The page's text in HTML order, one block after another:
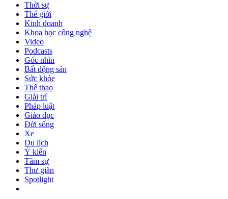
Thời sự
Thế giới
Kinh doanh
Khoa học công nghệ
Video
Podcasts
Góc nhìn
Bất động sản
Sức khỏe
Thể thao
Giải trí
Pháp luật
Giáo dục
Đời sống
Xe
Du lịch
Ý kiến
Tâm sự
Thư giãn
Spotlight